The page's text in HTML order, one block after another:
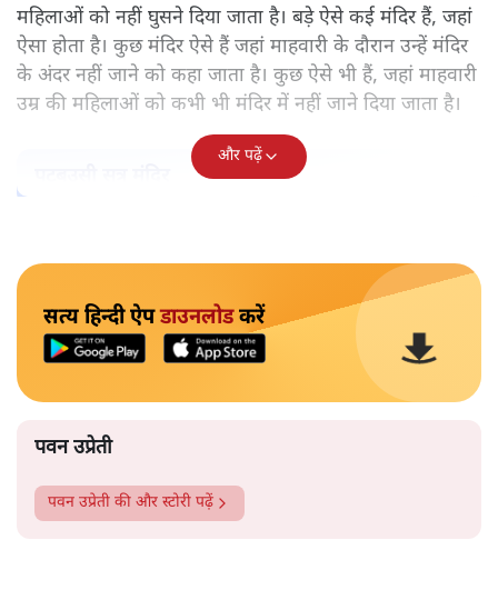
महिलाओं को नहीं घुसने दिया जाता है। बड़े ऐसे कई मंदिर हैं, जहां
ऐसा होता है। कुछ मंदिर ऐसे हैं जहां माहवारी के दौरान उन्हें मंदिर
के अंदर नहीं जाने को कहा जाता है। कुछ ऐसे भी हैं, जहां माहवारी
उम्र की महिलाओं को कभी भी मंदिर में नहीं जाने दिया जाता है।
और पढ़ें
सत्य हिन्दी ऐपडाउनलोडकरें
पवन उप्रेती
पवन उप्रेती की और स्टोरी पढ़ें